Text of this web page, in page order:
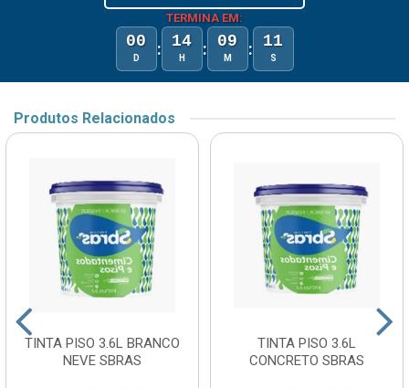
TERMINA EM:
00
D : 14
H : 09
M : 11
S
Produtos Relacionados
TINTA PISO 3.6L BRANCO
NEVE SBRAS
TINTA PISO 3.6L
CONCRETO SBRAS